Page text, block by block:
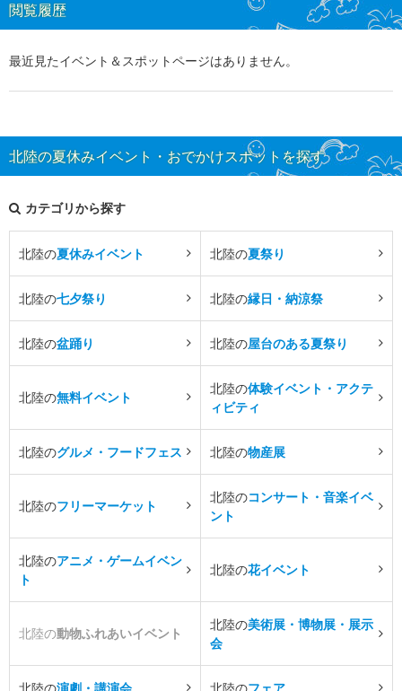
閲覧履歴
最近見たイベント＆スポットページはありません。
北陸の夏休みイベント・おでかけスポットを探す
カテゴリから探す
北陸の夏休みイベント 北陸の夏祭り
北陸の七夕祭り 北陸の縁日・納涼祭
北陸の盆踊り 北陸の屋台のある夏祭り
北陸の無料イベント
北陸の体験イベント・アクテ
ィビティ
北陸のグルメ・フードフェス 北陸の物産展
北陸のフリーマーケット
北陸のコンサート・音楽イベ
ント
北陸のアニメ・ゲームイベン
ト
北陸の花イベント
北陸の動物ふれあいイベント
北陸の美術展・博物展・展示
会
北陸の演劇・講演会 北陸のフェア